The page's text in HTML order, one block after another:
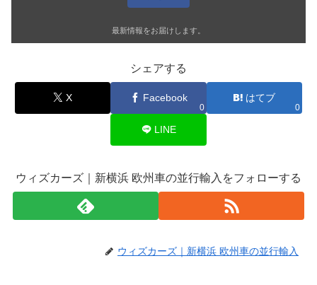
最新情報をお届けします。
シェアする
X Facebook
0
はてブ
0
LINE
ウィズカーズ｜新横浜 欧州車の並行輸入をフォローする
ウィズカーズ｜新横浜 欧州車の並行輸入